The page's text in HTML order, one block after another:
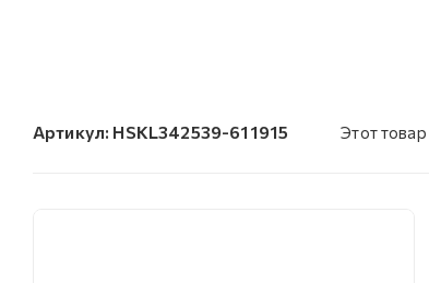
Артикул: HSKL342539-611915 Этот